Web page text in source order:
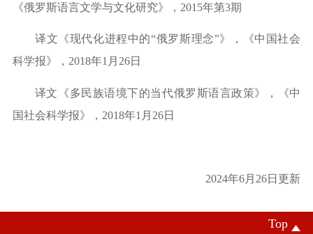
《俄罗斯语言文学与文化研究》， 2015年第3期
译文 《现代化进程中的“俄罗斯理念”》，《中国社会
科学报》，2018年1月26日
译文
《多民族语境下的当代俄罗斯语言政策》，《中
国社会科学报》， 2018年1月26日
2024年6月26日更新
Top